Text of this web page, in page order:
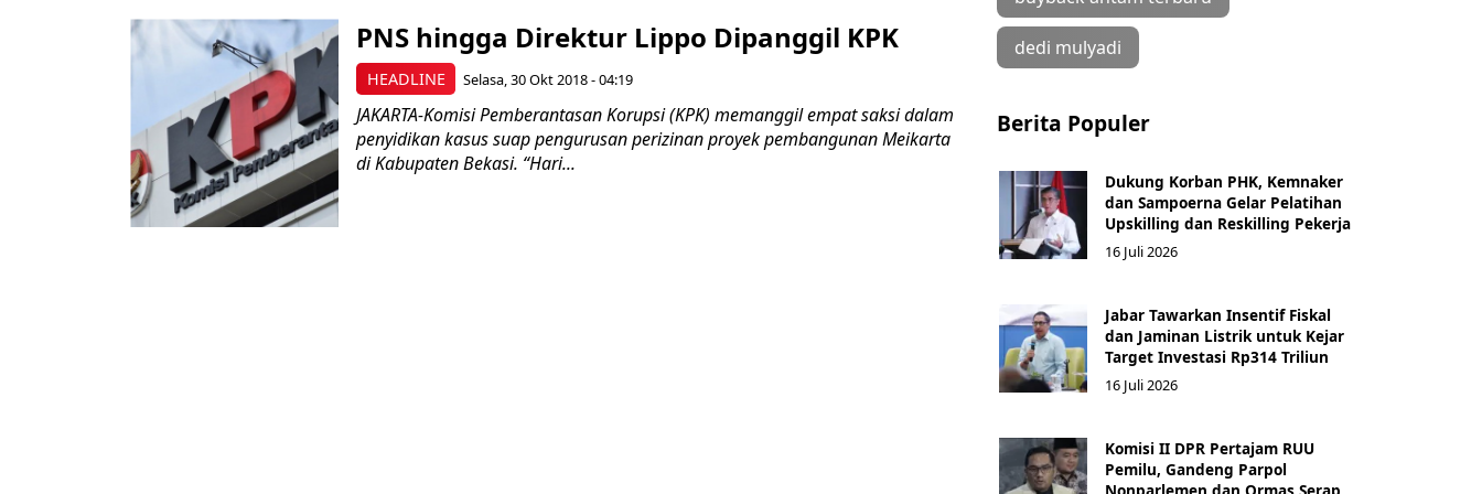
HEADLINE
PNS hingga Direktur Lippo Dipanggil KPK
Selasa, 30 Okt 2018 - 04:19
JAKARTA-Komisi Pemberantasan Korupsi (KPK) memanggil empat saksi dalam
penyidikan kasus suap pengurusan perizinan proyek pembangunan Meikarta
di Kabupaten Bekasi. “Hari...
dedi mulyadi
Berita Populer
Dukung Korban PHK, Kemnaker
dan Sampoerna Gelar Pelatihan
Upskilling dan Reskilling Pekerja
16 Juli 2026
Jabar Tawarkan Insentif Fiskal
dan Jaminan Listrik untuk Kejar
Target Investasi Rp314 Triliun
16 Juli 2026
Komisi II DPR Pertajam RUU
Pemilu, Gandeng Parpol